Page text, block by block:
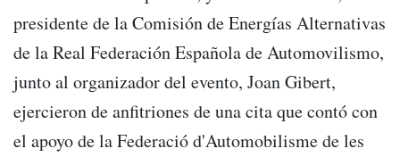
presidente de la Comisión de Energías Alternativas
de la Real Federación Española de Automovilismo,
junto al organizador del evento, Joan Gibert,
ejercieron de anfitriones de una cita que contó con
el apoyo de la Federació d'Automobilisme de les